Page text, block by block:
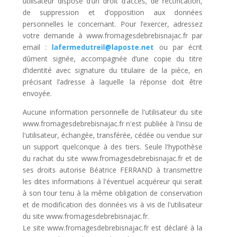
de suppression et d’opposition aux données
personnelles le concernant. Pour l’exercer, adressez
votre demande à www.fromagesdebrebisnajac.fr par
email : lafermedutreil@laposte.net ou par écrit
dûment signée, accompagnée d’une copie du titre
d’identité avec signature du titulaire de la pièce, en
précisant l’adresse à laquelle la réponse doit être
envoyée.
Aucune information personnelle de l'utilisateur du site
www.fromagesdebrebisnajac.fr n'est publiée à l'insu de
l'utilisateur, échangée, transférée, cédée ou vendue sur
un support quelconque à des tiers. Seule l'hypothèse
du rachat du site www.fromagesdebrebisnajac.fr et de
ses droits autorise Béatrice FERRAND à transmettre
les dites informations à l'éventuel acquéreur qui serait
à son tour tenu à la même obligation de conservation
et de modification des données vis à vis de l'utilisateur
du site www.fromagesdebrebisnajac.fr.
Le site www.fromagesdebrebisnajac.fr est déclaré à la